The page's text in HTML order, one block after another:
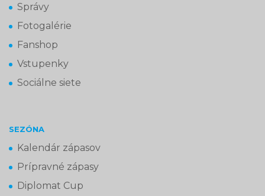
Správy
Fotogalérie
Fanshop
Vstupenky
Sociálne siete
SEZÓNA
Kalendár zápasov
Prípravné zápasy
Diplomat Cup